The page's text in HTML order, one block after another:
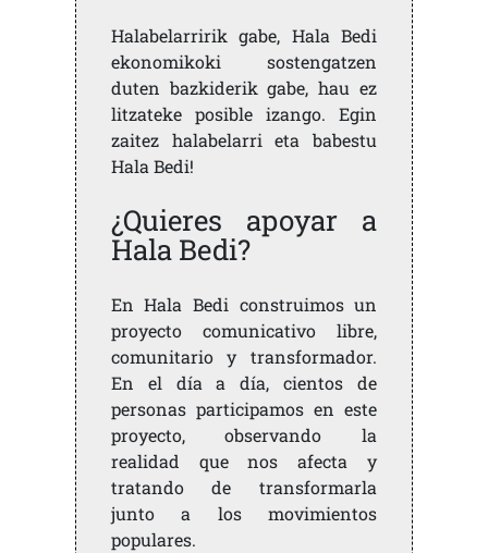
Halabelarririk gabe, Hala Bedi
ekonomikoki sostengatzen
duten bazkiderik gabe, hau ez
litzateke posible izango. Egin
zaitez halabelarri eta babestu
Hala Bedi!
¿Quieres apoyar a
Hala Bedi?
En Hala Bedi construimos un
proyecto comunicativo libre,
comunitario y transformador.
En el día a día, cientos de
personas participamos en este
proyecto, observando la
realidad que nos afecta y
tratando de transformarla
junto a los movimientos
populares.